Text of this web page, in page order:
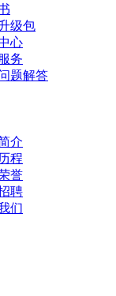
级包
心
务
题解答
介
程
誉
聘
们